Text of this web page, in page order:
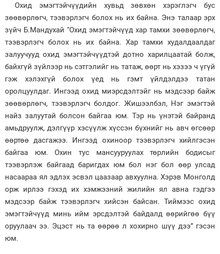
Охид эмэгтэйчүүдийн хувьд зөвхөн хэрэглэгч бус
зөөвөрлөгч, тээвэрлэгч болох нь их байна. Энэ талаар эрх
зүйч Б.Мандухай “Охид эмэгтэйчүүд хар тамхи зөөвөрлөгч,
тээвэрлэгч болох нь их байна. Хар тамхи худалдаалдаг
залуучууд охид эмэгтэйчүүдтэй дотно харилцаатай болж,
байхгүй зүйлээр нь сэтгэлийг нь татаж, өөрт нь хэзээ ч үгүй
гэж хэлэхгүй болох үед нь гэмт үйлдэлдээ татан
оролцуулдаг. Ингээд охид миэрсдэлтэйг нь мэдсээр байж
зөөвөрлөгч, тээвэрлэгч болдог. Жишээлбэл, Нэг эмэгтэй
найз залуутай болсон байгаа юм. Тэр нь үнэтэй байранд
амьдруулж, дэлгүүр хэсүүлж хүссэн бүхнийг нь авч өгсөөр
өөртөө дасгажээ. Ингээд охиноор тээвэрлэгч хийлгэсэн
байгаа юм. Охин тус мансууруулах төрлийн бодисыг
тээвэрлэж байгаад баригдах юм бол нэг бол өөр улсад
насаараа ял эдлэх эсвэл цаазаар авхуулна. Хэрэв Монголд
орж ирлээ гэхэд их хэмжээний жилийн ял авна гэдгээ
мэдсээр байж тээвэрлэгч хийсэн байсан. Тиймээс охид
эмэгтэйчүүд минь ийм эрсдэлтэй байдалд өөрийгөө бүү
оруулаач ээ. Эцэст нь та өөрөө л хохирно шүү дээ” гэсэн
юм.